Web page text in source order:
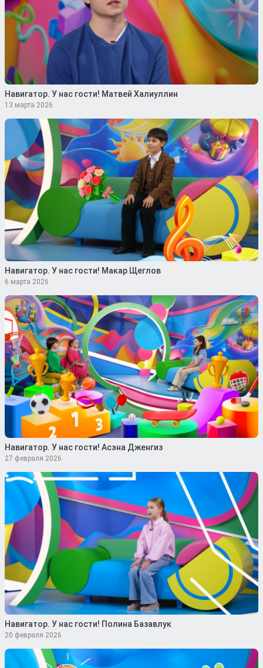
Навигатор. У нас гости! Матвей Халиуллин
13 марта 2026
Навигатор. У нас гости! Макар Щеглов
6 марта 2026
Навигатор. У нас гости! Асэна Дженгиз
27 февраля 2026
Навигатор. У нас гости! Полина Базавлук
20 февраля 2026